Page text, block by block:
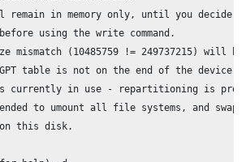
remain in memory only, until you decide
using the write command.
mismatch (10485759 != 249737215) will
GPT table is not on the end of the
currently in use - repartitioning is
to umount all file systems, and
this disk.